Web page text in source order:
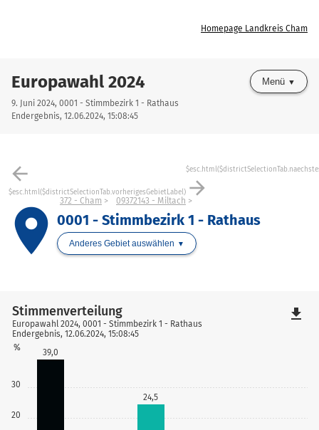
Homepage Landkreis Cham
Europawahl 2024
9. Juni 2024, 0001 - Stimmbezirk 1 - Rathaus
Endergebnis, 12.06.2024, 15:08:45
Menü
arrow_back
$esc.html($districtSelectionTab.vorherigesGebietLabel) arrow_forward
place
372 - Cham 09372143 - Miltach
0001 - Stimmbezirk 1 - Rathaus
Anderes Gebiet auswählen
20
30
%
39,0
24,5
Stimmenverteilung
Europawahl 2024, 0001 - Stimmbezirk 1 - Rathaus
Endergebnis, 12.06.2024, 15:08:45
file_download